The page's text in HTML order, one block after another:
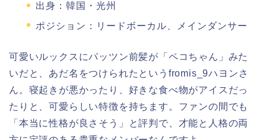
出身：韓国・光州
ポジション：リードボーカル、メインダンサー
可愛いルックスにパッツン前髪が「ペコちゃん」みた
いだと、あだ名をつけられたというfromis_9ハヨンさ
ん。寝起きが悪かったり、好きな食べ物がアイスだっ
たりと、可愛らしい特徴を持ちます。ファンの間でも
「本当に性格が良さそう」と評判で、才能と人格の両